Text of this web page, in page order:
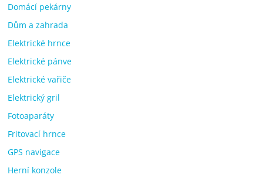
Domácí pekárny
Dům a zahrada
Elektrické hrnce
Elektrické pánve
Elektrické vařiče
Elektrický gril
Fotoaparáty
Fritovací hrnce
GPS navigace
Herní konzole